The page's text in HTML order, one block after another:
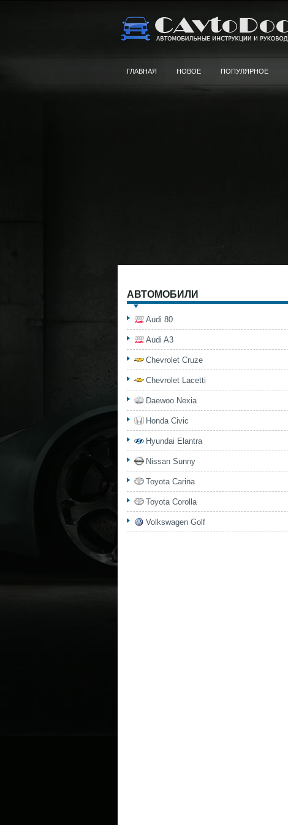
ГЛАВНАЯ НОВОЕ ПОПУЛЯРНОЕ
АВТОМОБИЛИ
Audi 80
Audi A3
Chevrolet Cruze
Chevrolet Lacetti
Daewoo Nexia
Honda Civic
Hyundai Elantra
Nissan Sunny
Toyota Carina
Toyota Corolla
Volkswagen Golf